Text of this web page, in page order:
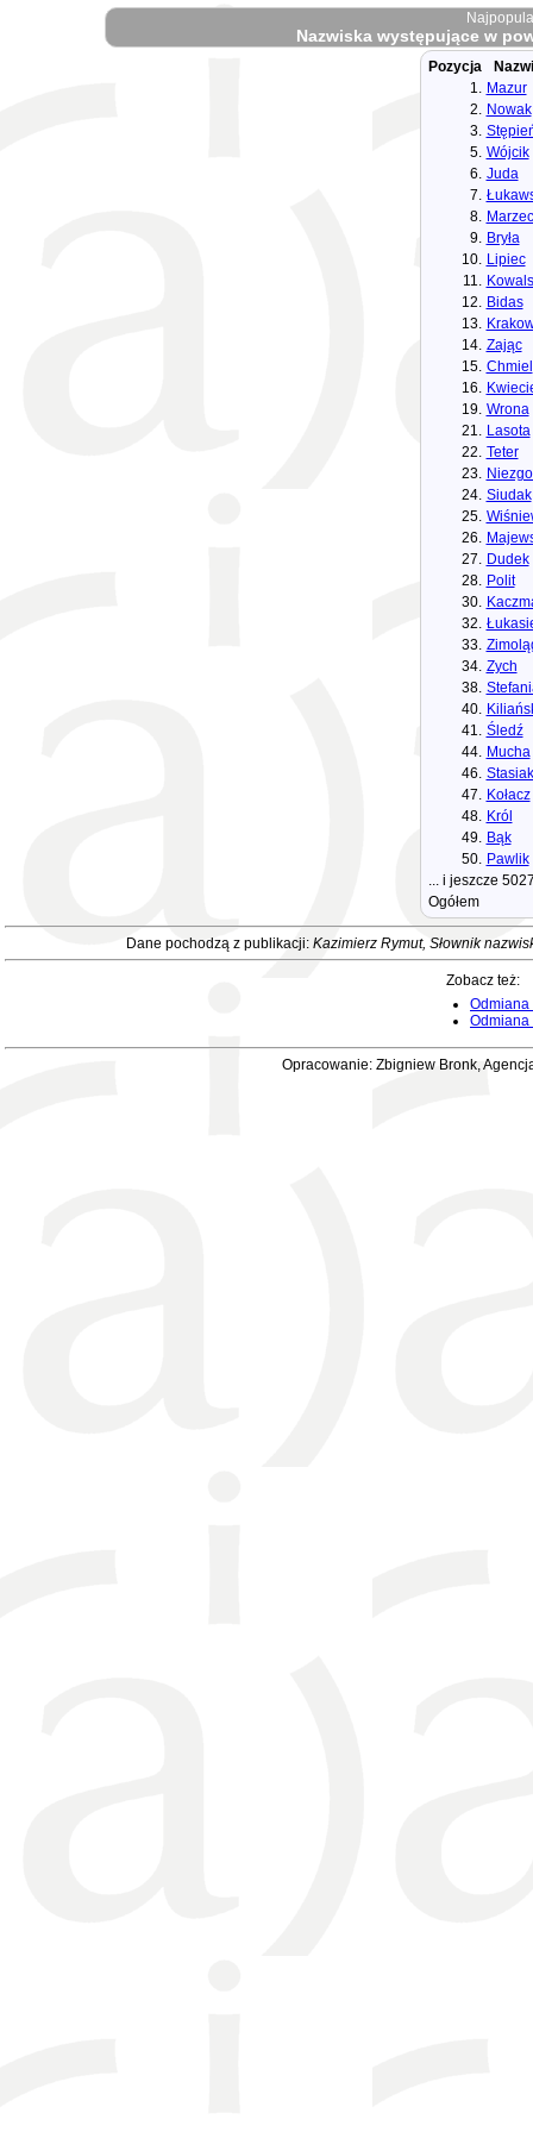
Nazwiska występujące w
Pozycja
1. Mazur
2. Nowak
3.
5. Wójcik
6. Juda
7.
8. Marzec
9. Bryła
10. Lipiec
11.
12. Bidas
13.
14. Zając
15. Chmiel
16.
19. Wrona
21. Lasota
22. Teter
23.
24. Siudak
25.
26.
27. Dudek
28. Polit
30.
32.
33.
34. Zych
38.
40.
41. Śledź
44. Mucha
46. Stasiak
47. Kołacz
48. Król
49. Bąk
50. Pawlik
... i jeszcze
Ogółem
Dane pochodzą z publikacji: Kazimierz Rymut, Słownik
Zobacz też:
Odmiana
Opracowanie: Zbigniew Bronk,